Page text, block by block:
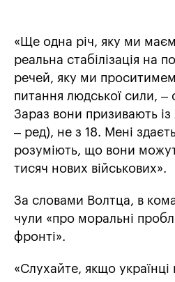
«Ще одна річ, яку ми
реальна стабілізація на
речей, яку ми
питання людської сили, –
Зараз вони призивають із
– ред), не з 18. Мені
розуміють, що вони
тисяч нових військових».
За словами Волтца, в
чули «про моральні
фронті».
«Слухайте, якщо українці